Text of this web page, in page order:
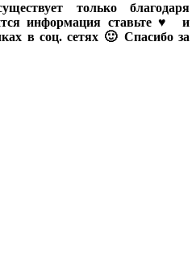
только благодаря
информация ставьте ♥ и
в соц. сетях 🙂 Спасибо за